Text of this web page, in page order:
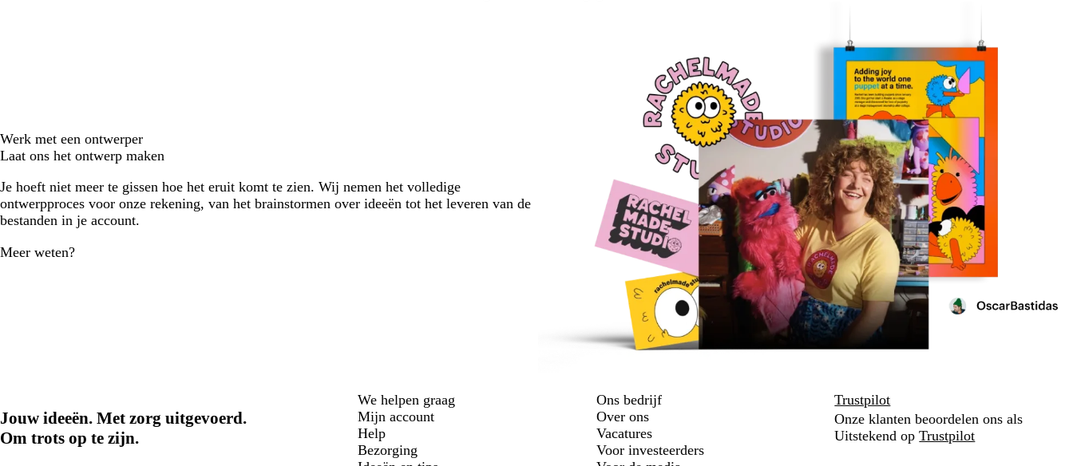
Werk met een ontwerper
Laat ons het ontwerp maken
Je hoeft niet meer te gissen hoe het eruit komt te zien. Wij nemen het volledige
ontwerpproces voor onze rekening, van het brainstormen over ideeën tot het leveren van de
bestanden in je account.
Meer weten?
Jouw ideeën. Met zorg uitgevoerd.
Om trots op te zijn.
We helpen graag
Mijn account
Help
Bezorging
Ons bedrijf
Over ons
Vacatures
Voor investeerders
Trustpilot
Onze klanten beoordelen ons als
Uitstekend opTrustpilot